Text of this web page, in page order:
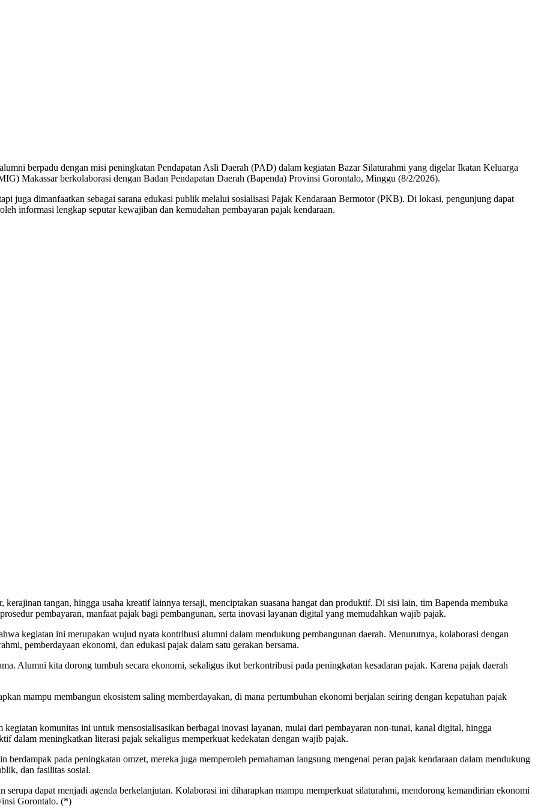
berpadu dengan misi peningkatan Pendapatan Asli Daerah (PAD) dalam kegiatan Bazar Silaturahmi yang digelar Ikatan Keluarga
Makassar berkolaborasi dengan Badan Pendapatan Daerah (Bapenda) Provinsi Gorontalo, Minggu (8/2/2026).
juga dimanfaatkan sebagai sarana edukasi publik melalui sosialisasi Pajak Kendaraan Bermotor (PKB). Di lokasi, pengunjung dapat
informasi lengkap seputar kewajiban dan kemudahan pembayaran pajak kendaraan.
tangan, hingga usaha kreatif lainnya tersaji, menciptakan suasana hangat dan produktif. Di sisi lain, tim Bapenda membuka
pembayaran, manfaat pajak bagi pembangunan, serta inovasi layanan digital yang memudahkan wajib pajak.
kegiatan ini merupakan wujud nyata kontribusi alumni dalam mendukung pembangunan daerah. Menurutnya, kolaborasi dengan
pemberdayaan ekonomi, dan edukasi pajak dalam satu gerakan bersama.
Alumni kita dorong tumbuh secara ekonomi, sekaligus ikut berkontribusi pada peningkatan kesadaran pajak. Karena pajak daerah
mampu membangun ekosistem saling memberdayakan, di mana pertumbuhan ekonomi berjalan seiring dengan kepatuhan pajak
komunitas ini untuk mensosialisasikan berbagai inovasi layanan, mulai dari pembayaran non-tunai, kanal digital, hingga
dalam meningkatkan literasi pajak sekaligus memperkuat kedekatan dengan wajib pajak.
pada peningkatan omzet, mereka juga memperoleh pemahaman langsung mengenai peran pajak kendaraan dalam mendukung
dan fasilitas sosial.
dapat menjadi agenda berkelanjutan. Kolaborasi ini diharapkan mampu memperkuat silaturahmi, mendorong kemandirian ekonomi
Gorontalo. (*)